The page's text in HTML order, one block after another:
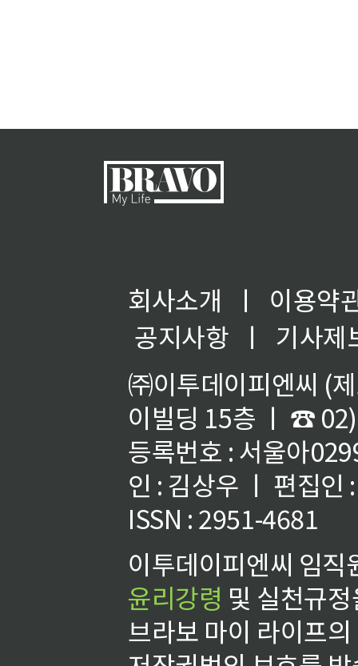
회사소개 ㅣ
이용약
공지사항
ㅣ
기사제
㈜이투데이피엔씨 (
이빌딩 15층 ㅣ ☎
등록번호 : 서울아
인 : 김상우 ㅣ 편집인
ISSN : 2951-4681
이투데이피엔씨 임
윤리강령 및 실천규
브라보 마이 라이프